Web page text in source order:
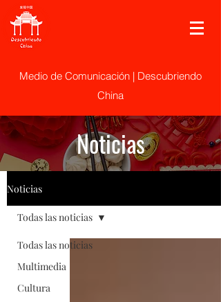
Medio de Comunicación | Descubriendo
China
Noticias
Noticias
Todas las noticias
Multimedia
Cultura
Todas las noticias